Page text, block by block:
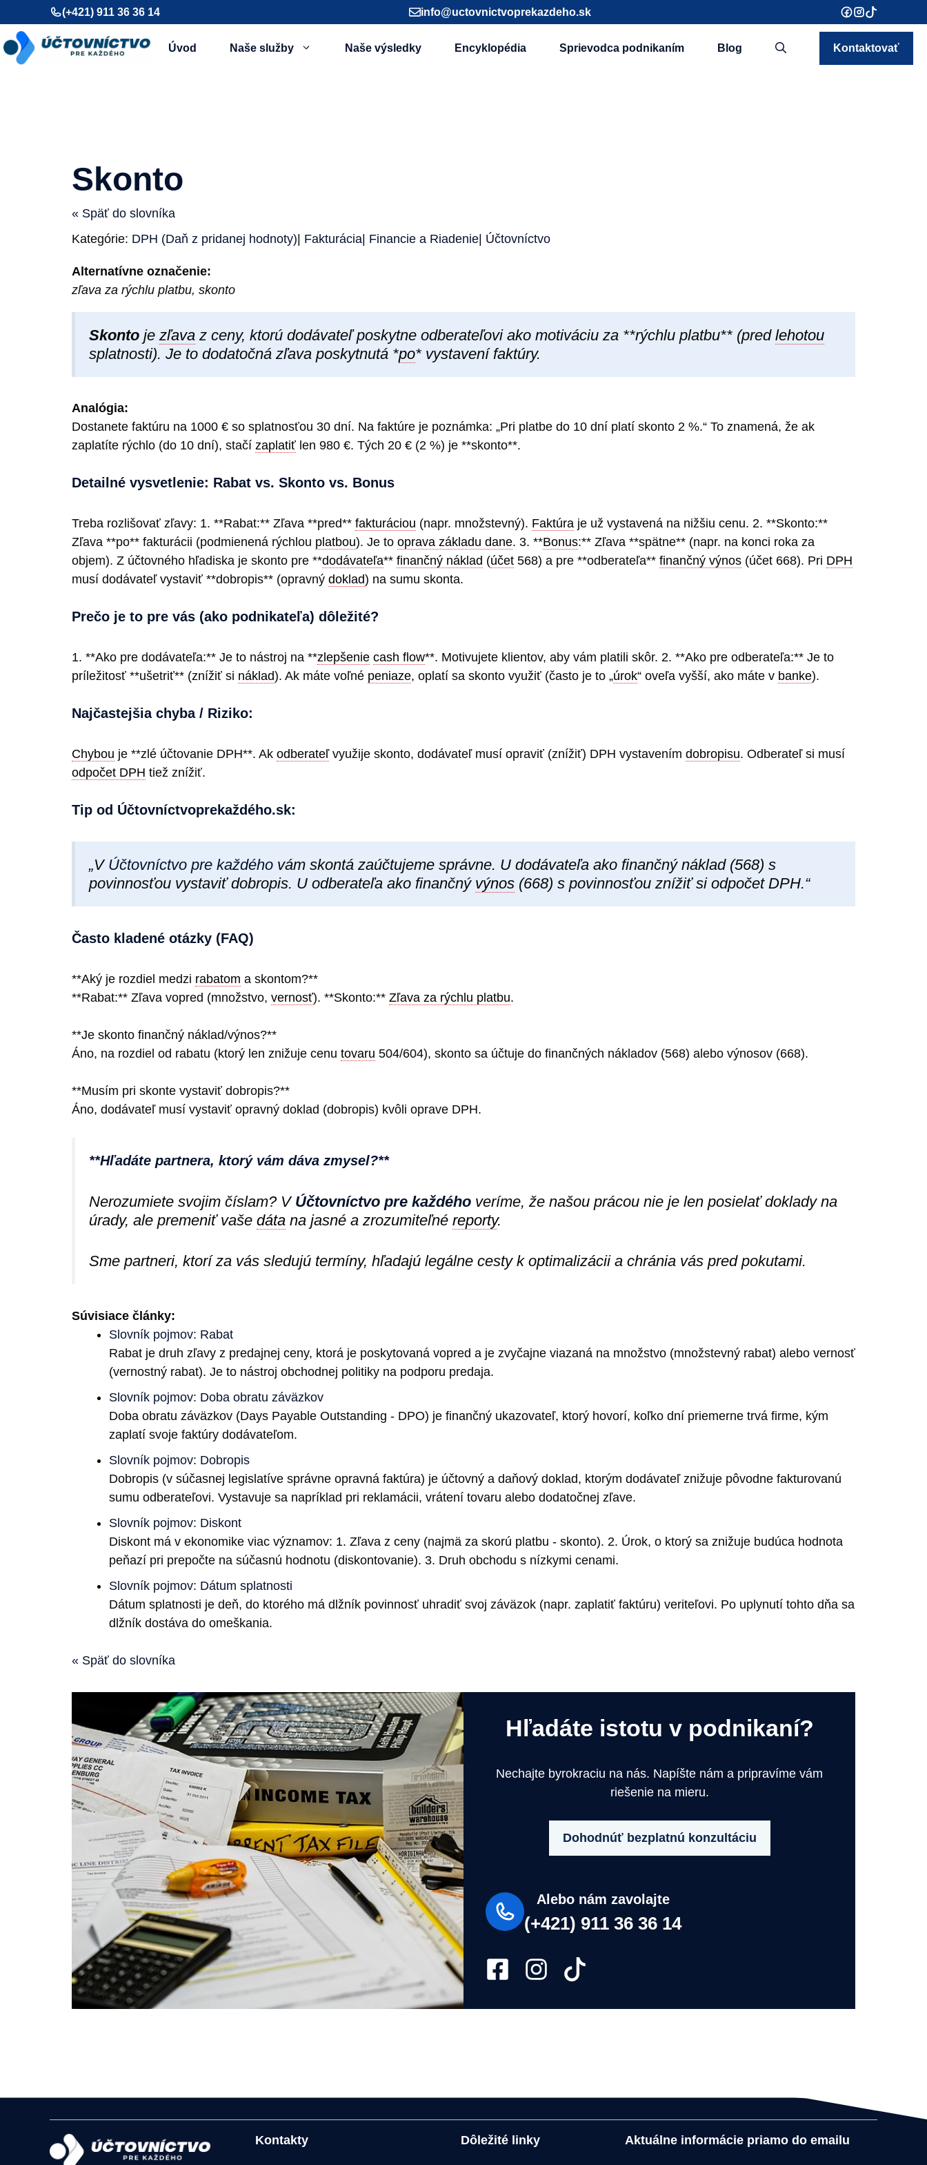
Preskočiť
na
obsah
(+421) 911 36 36 14 info@uctovnictvoprekazdeho.sk
Úvod Naše služby Naše výsledky Encyklopédia Sprievodca podnikaním Blog Kontaktovať
Skonto
« Späť do slovníka
Kategórie: DPH (Daň z pridanej hodnoty) Fakturácia Financie a Riadenie Účtovníctvo
Alternatívne označenie:
zľava za rýchlu platbu, skonto
Skonto je zľava z ceny, ktorú dodávateľ poskytne odberateľovi ako motiváciu za **rýchlu platbu** (pred lehotou
splatnosti). Je to dodatočná zľava poskytnutá *po* vystavení faktúry.
Analógia:
Dostanete faktúru na 1000 € so splatnosťou 30 dní. Na faktúre je poznámka: „Pri platbe do 10 dní platí skonto 2 %.“ To znamená, že ak
zaplatíte rýchlo (do 10 dní), stačí zaplatiť len 980 €. Tých 20 € (2 %) je **skonto**.
Detailné vysvetlenie: Rabat vs. Skonto vs. Bonus
Treba rozlišovať zľavy: 1. **Rabat:** Zľava **pred** fakturáciou (napr. množstevný). Faktúra je už vystavená na nižšiu cenu. 2. **Skonto:**
Zľava **po** fakturácii (podmienená rýchlou platbou). Je to oprava základu dane. 3. **Bonus:** Zľava **spätne** (napr. na konci roka za
objem). Z účtovného hľadiska je skonto pre **dodávateľa** finančný náklad (účet 568) a pre **odberateľa** finančný výnos (účet 668). Pri DPH
musí dodávateľ vystaviť **dobropis** (opravný doklad) na sumu skonta.
Prečo je to pre vás (ako podnikateľa) dôležité?
1. **Ako pre dodávateľa:** Je to nástroj na **zlepšenie cash flow**. Motivujete klientov, aby vám platili skôr. 2. **Ako pre odberateľa:** Je to
príležitosť **ušetriť** (znížiť si náklad). Ak máte voľné peniaze, oplatí sa skonto využiť (často je to „úrok“ oveľa vyšší, ako máte v banke).
Najčastejšia chyba / Riziko:
Chybou je **zlé účtovanie DPH**. Ak odberateľvyužije skonto, dodávateľ musí opraviť (znížiť) DPH vystavením dobropisu. Odberateľ si musí
odpočet DPH tiež znížiť.
Tip od Účtovníctvoprekaždéh​o.sk:
„V Účtovníctvo pre každého vám skontá zaúčtujeme správne. U dodávateľa ako finančný náklad (568) s
povinnosťou vystaviť dobropis. U odberateľa ako finančný výnos (668) s povinnosťou znížiť si odpočet DPH.“
Často kladené otázky (FAQ)
**Aký je rozdiel medzi rabatom a skontom?**
**Rabat:** Zľava vopred (množstvo, vernosť). **Skonto:** Zľava za rýchlu platbu.
**Je skonto finančný náklad/výnos?**
Áno, na rozdiel od rabatu (ktorý len znižuje cenu tovaru 504/604), skonto sa účtuje do finančných nákladov (568) alebo výnosov (668).
**Musím pri skonte vystaviť dobropis?**
Áno, dodávateľ musí vystaviť opravný doklad (dobropis) kvôli oprave DPH.
**Hľadáte partnera, ktorý vám dáva zmysel?**
Nerozumiete svojim číslam? V Účtovníctvo pre každého veríme, že našou prácou nie je len posielať doklady na
úrady, ale premeniť vaše dáta na jasné a zrozumiteľné reporty.
Sme partneri, ktorí za vás sledujú termíny, hľadajú legálne cesty k optimalizácii a chránia vás pred pokutami.
Súvisiace články:
Slovník pojmov: Rabat
Rabat je druh zľavy z predajnej ceny, ktorá je poskytovaná vopred a je zvyčajne viazaná na množstvo (množstevný rabat) alebo vernosť
(vernostný rabat). Je to nástroj obchodnej politiky na podporu predaja.
Slovník pojmov: Doba obratu záväzkov
Doba obratu záväzkov (Days Payable Outstanding - DPO) je finančný ukazovateľ, ktorý hovorí, koľko dní priemerne trvá firme, kým
zaplatí svoje faktúry dodávateľom.
Slovník pojmov: Dobropis
Dobropis (v súčasnej legislatíve správne opravná faktúra) je účtovný a daňový doklad, ktorým dodávateľ znižuje pôvodne fakturovanú
sumu odberateľovi. Vystavuje sa napríklad pri reklamácii, vrátení tovaru alebo dodatočnej zľave.
Slovník pojmov: Diskont
Diskont má v ekonomike viac významov: 1. Zľava z ceny (najmä za skorú platbu - skonto). 2. Úrok, o ktorý sa znižuje budúca hodnota
peňazí pri prepočte na súčasnú hodnotu (diskontovanie). 3. Druh obchodu s nízkymi cenami.
Slovník pojmov: Dátum splatnosti
Dátum splatnosti je deň, do ktorého má dlžník povinnosť uhradiť svoj záväzok (napr. zaplatiť faktúru) veriteľovi. Po uplynutí tohto dňa sa
dlžník dostáva do omeškania.
« Späť do slovníka
Hľadáte istotu v podnikaní?
Nechajte byrokraciu na nás. Napíšte nám a pripravíme vám
riešenie na mieru.
Dohodnúť bezplatnú konzultáciu
Alebo nám zavolajte
(+421) 911 36 36 14
Kontakty Dôležité linky Aktuálne informácie priamo do emailu